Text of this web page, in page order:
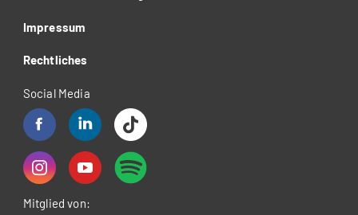
Impressum
Rechtliches
Social Media
Mitglied von: